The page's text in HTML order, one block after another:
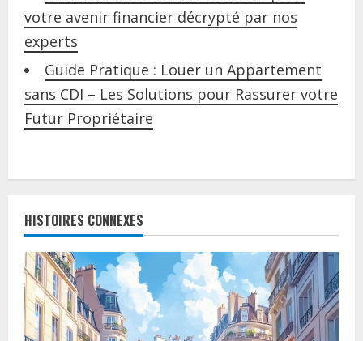
votre avenir financier décrypté par nos
experts
Guide Pratique : Louer un Appartement
sans CDI – Les Solutions pour Rassurer votre
Futur Propriétaire
C
o
n
t
i
HISTOIRES CONNEXES